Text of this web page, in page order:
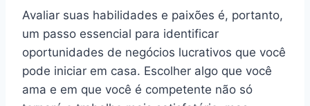
Avaliar suas habilidades e paixões é, portanto,
um passo essencial para identificar
oportunidades de negócios lucrativos que você
pode iniciar em casa. Escolher algo que você
ama e em que você é competente não só